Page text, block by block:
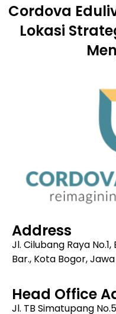
Cordova
Lokasi
Address
Jl. Cilubang Raya
Bar., Kota Bogor, Jawa
Head Office
Jl. TB Simatupang